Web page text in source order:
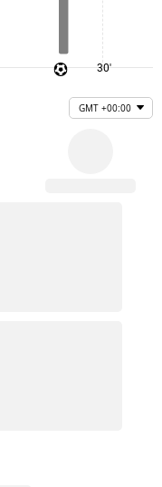
30'
GMT +00:00